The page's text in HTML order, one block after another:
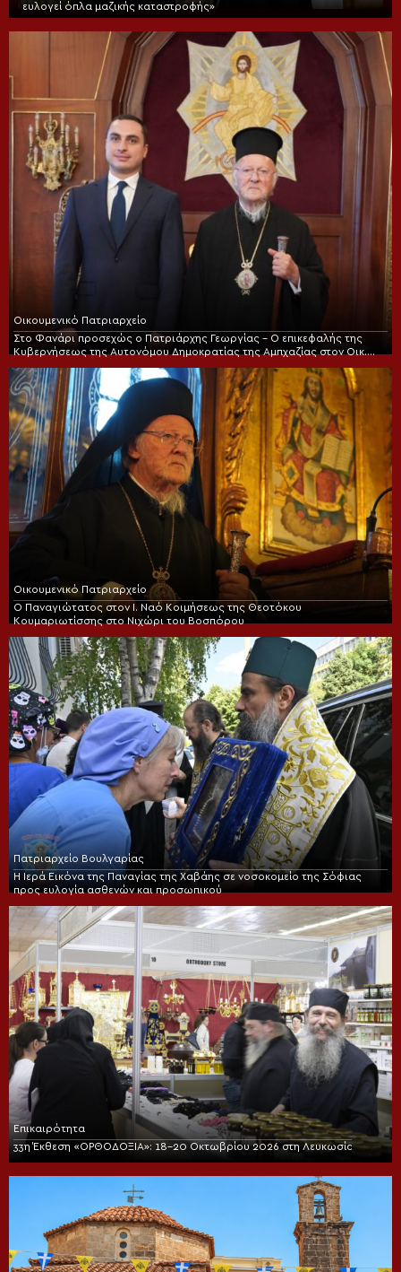
ευλογεί όπλα μαζικής καταστροφής»
Οικουμενικό Πατριαρχείο
Στο Φανάρι προσεχώς ο Πατριάρχης Γεωργίας – Ο επικεφαλής της
Κυβερνήσεως της Αυτονόμου Δημοκρατίας της Αμπχαζίας στον Οικ.
Οικουμενικό Πατριαρχείο
Ο Παναγιώτατος στον Ι. Ναό Κοιμήσεως της Θεοτόκου
Κουμαριωτίσσης στο Νιχώρι του Βοσπόρου
Πατριαρχείο Βουλγαρίας
Η Ιερά Εικόνα της Παναγίας της Χαβάης σε νοσοκομείο της Σόφιας
προς ευλογία ασθενών και προσωπικού
Επικαιρότητα
33η Έκθεση «ΟΡΘΟΔΟΞΙΑ»: 18-20 Οκτωβρίου 2026 στη Λευκωσία